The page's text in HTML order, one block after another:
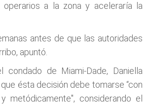
operarios a la zona y aceleraría la
antes de que las autoridades
apuntó.
condado de Miami-Dade, Daniella
que ésta decisión debe tomarse “con
metódicamente", considerando el